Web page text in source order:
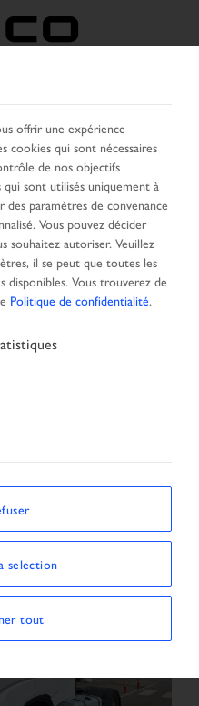
CHANGER DE LANGUE
offrir une expérience
cookies qui sont nécessaires
de nos objectifs
sont utilisés uniquement à
des paramètres de convenance
Vous pouvez décider
souhaitez autoriser. Veuillez
il se peut que toutes les
disponibles. Vous trouverez de
Politique de confidentialité.
selection
tout